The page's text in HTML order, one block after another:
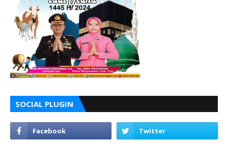
SOCIAL PLUGIN